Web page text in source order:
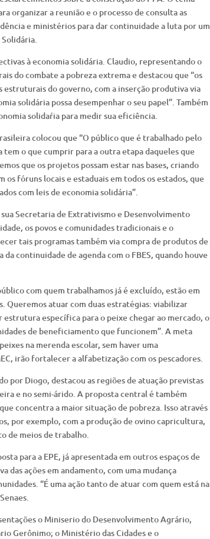
organizar a reunião e o processo de consulta as
e ministérios para dar continuidade a luta por um
à economia solidária. Claudio, representando o
do combate a pobreza extrema e destacou que “os
do governo, com a inserção produtiva via
solidária possa desempenhar o seu papel”. Também
solidaŕia para medir sua eficiência.
colocou que “O público que é trabalhado pelo
o que cumprir para a outra etapa daqueles que
que os projetos possam estar nas bases, criando
fóruns locais e estaduais em todos os estados, que
com leis de economia solidária”.
Secretaria de Extrativismo e Desenvolvimento
os povos e comunidades tradicionais e o
tais programas também via compra de produtos de
continuidade de agenda com o FBES, quando houve
com quem trabalhamos já é excluído, estão em
Queremos atuar com duas estratégias: viabilizar
estrutura específica para o peixe chegar ao mercado, o
de beneficiamento que funcionem”. A meta
na merenda escolar, sem haver uma
irão fortalecer a alfabetização com os pescadores.
por Diogo, destacou as regiões de atuação previstas
e no semi-árido. A proposta central é também
concentra a maior situação de pobreza. Isso através
por exemplo, com a produção de ovino capricultura,
de meios de trabalho.
para a EPE, já apresentada em outros espaços de
das ações em andamento, com uma mudança
“É uma ação tanto de atuar com quem está na
o Miniserio do Desenvolvimento Agrário,
Gerônimo; o Ministério das Cidades e o